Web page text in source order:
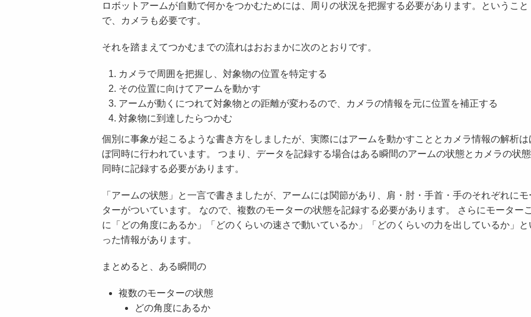
ロボットアームが自動で何かをつかむためには、周りの状況を把握する必要があります。ということ
で、カメラも必要です。
それを踏まえてつかむまでの流れはおおまかに次のとおりです。
カメラで周囲を把握し、対象物の位置を特定する
その位置に向けてアームを動かす
アームが動くにつれて対象物との距離が変わるので、カメラの情報を元に位置を補正する
対象物に到達したらつかむ
個別に事象が起こるような書き方をしましたが、実際にはアームを動かすこととカメラ情報の解析は
ぼ同時に行われています。 つまり、データを記録する場合はある瞬間のアームの状態とカメラの状
同時に記録する必要があります。
「アームの状態」と一言で書きましたが、アームには関節があり、肩・肘・手首・手のそれぞれにモ
ターがついています。 なので、複数のモーターの状態を記録する必要があります。 さらにモーター
に「どの角度にあるか」「どのくらいの速さで動いているか」「どのくらいの力を出しているか」と
った情報があります。
まとめると、ある瞬間の
複数のモーターの状態
どの角度にあるか